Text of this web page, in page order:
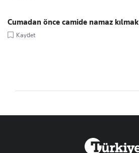
Cumadan önce camide namaz kılmak
Kaydet